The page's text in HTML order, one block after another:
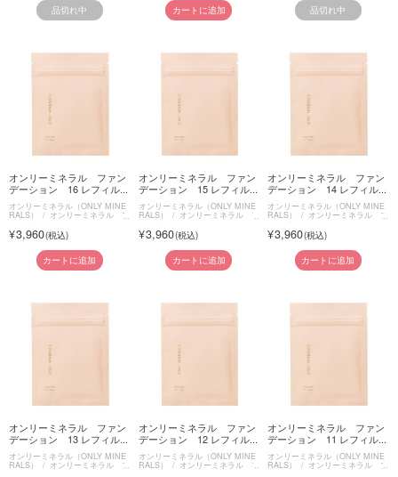
品切れ中 カートに追加 品切れ中
オンリーミネラル ファン
デーション 16 レフィル...
オンリーミネラル（ONLY MINE
RALS） オンリーミネラル フ
ァンデーション
3,960
カートに追加
オンリーミネラル ファン
デーション 15 レフィル...
オンリーミネラル（ONLY MINE
RALS） オンリーミネラル フ
ァンデーション
3,960
カートに追加
オンリーミネラル ファン
デーション 14 レフィル...
オンリーミネラル（ONLY MINE
RALS） オンリーミネラル フ
ァンデーション
3,960
カートに追加
オンリーミネラル ファン
デーション 13 レフィル...
オンリーミネラル（ONLY MINE
RALS） オンリーミネラル フ
オンリーミネラル ファン
デーション 12 レフィル...
オンリーミネラル（ONLY MINE
RALS） オンリーミネラル フ
オンリーミネラル ファン
デーション 11 レフィル...
オンリーミネラル（ONLY MINE
RALS） オンリーミネラル フ